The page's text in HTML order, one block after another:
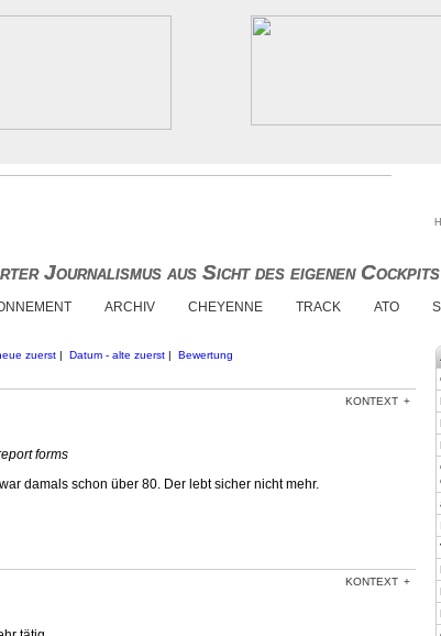
Journalismus aus Sicht des eigenen Cockpits
Journalismus aus Sicht des eigenen Cockpits
ARCHIV CHEYENNE TRACK ATO
zuerst | Datum - alte zuerst | Bewertung
KONTEXT
forms
damals schon über 80. Der lebt sicher nicht mehr.
KONTEXT